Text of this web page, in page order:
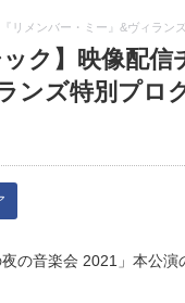
リメンバー・ミー』&ヴィラン
ク】映像配信
ンズ特別プロ
の音楽会 2021」本公